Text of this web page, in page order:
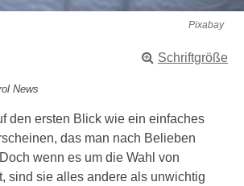
Pixabay
Schriftgröße
News
den ersten Blick wie ein einfaches
das man nach Belieben
wenn es um die Wahl von
sind sie alles andere als unwichtig